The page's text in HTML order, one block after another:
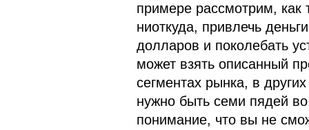
примере рассмотрим, как
ниоткуда, привлечь
долларов и поколебать
может взять описанный
сегментах рынка, в
нужно быть семи пядей
понимание, что вы не